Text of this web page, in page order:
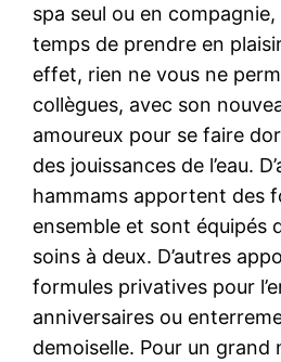
spa seul ou en compagnie,
temps de prendre en
effet, rien ne vous ne
collègues, avec son
amoureux pour se faire
des jouissances de l’eau.
hammams apportent des
ensemble et sont équipés
soins à deux. D’autres
formules privatives pour
anniversaires ou
demoiselle. Pour un grand